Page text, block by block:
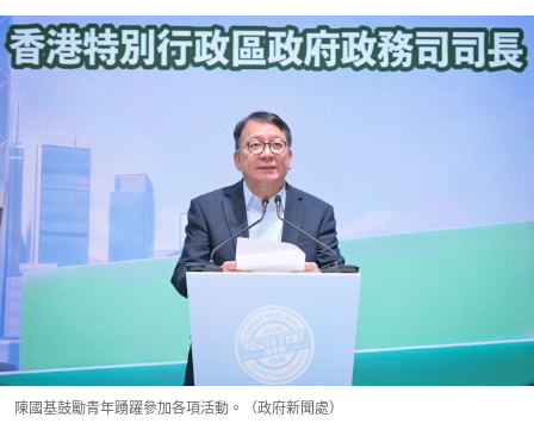
陳國基鼓勵青年踴躍參加各項活動。（政府新聞處）